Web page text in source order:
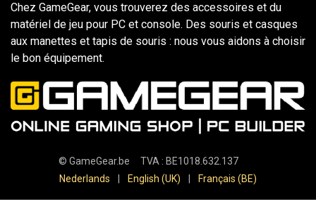
Chez GameGear, vous trouverez des accessoires et du
matériel de jeu pour PC et console. Des souris et casques
aux manettes et tapis de souris : nous vous aidons à choisir
le bon équipement.
© GameGear.be TVA : BE1018.632.137
Nederlands
English (UK) Français (BE)